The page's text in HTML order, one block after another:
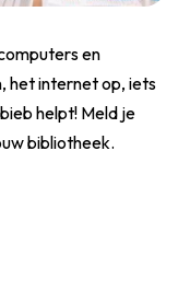
en
het internet op, iets
helpt! Meld je
bibliotheek.